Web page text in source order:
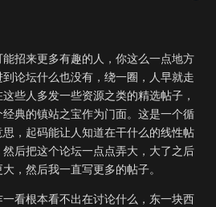
招来更多有趣的人，你这么一点地方
论坛什么也没有，绕一圈，人早就走
些人多发一些资源之类的精选帖子，
典的镇站之宝作为门面。这是一个循
，起码能让人知道在干什么的线性帖
后把这个论坛一点点弄大，大了之后
，然后我一直写更多的帖子。
看根本看不出在讨论什么，东一块西